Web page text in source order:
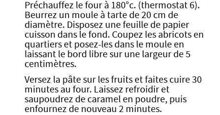
Préchauffez le four à 180°c. (thermostat 6).
Beurrez un moule à tarte de 20 cm de
diamètre. Disposez une feuille de papier
cuisson dans le fond. Coupez les abricots en
quartiers et posez-les dans le moule en
laissant le bord libre sur une largeur de 5
centimètres.
Versez la pâte sur les fruits et faites cuire 30
minutes au four. Laissez refroidir et
saupoudrez de caramel en poudre, puis
enfournez de nouveau 2 minutes.